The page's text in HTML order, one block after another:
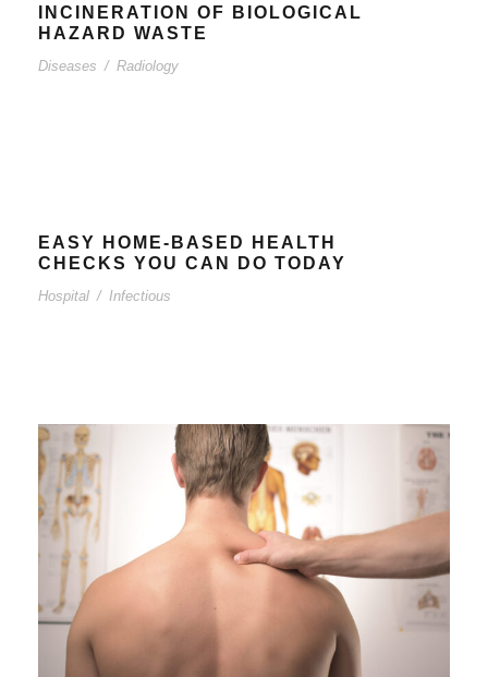
INCINERATION OF BIOLOGICAL
HAZARD WASTE
Diseases / Radiology
EASY HOME-BASED HEALTH
CHECKS YOU CAN DO TODAY
Hospital / Infectious